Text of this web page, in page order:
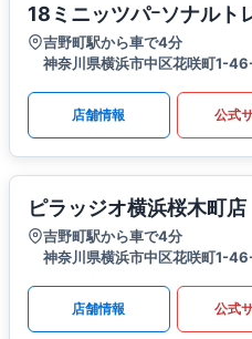
18ミニッツパｰソナルト
吉野町駅から車で4分
神奈川県横浜市中区花咲町1-
店舗情報 公式
ピラッジオ横浜桜木町店
吉野町駅から車で4分
神奈川県横浜市中区花咲町1-
店舗情報 公式